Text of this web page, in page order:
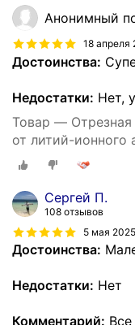
Анонимный
18 апреля
Достоинства:
Недостатки: Нет,
Товар —
от литий-ионного
об/мин
шлифовальная
Сергей П.
108 отзывов
5 мая 2025
Достоинства:
Недостатки: Нет
Комментарий: